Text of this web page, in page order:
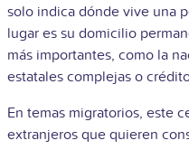
solo indica dónde vive una
lugar es su domicilio
más importantes, como la
estatales complejas o
En temas migratorios, este
extranjeros que quieren